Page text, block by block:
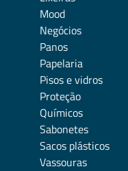
Mood
Negócios
Panos
Papelaria
Pisos e vidros
Proteção
Químicos
Sabonetes
Sacos plásticos
Vassouras